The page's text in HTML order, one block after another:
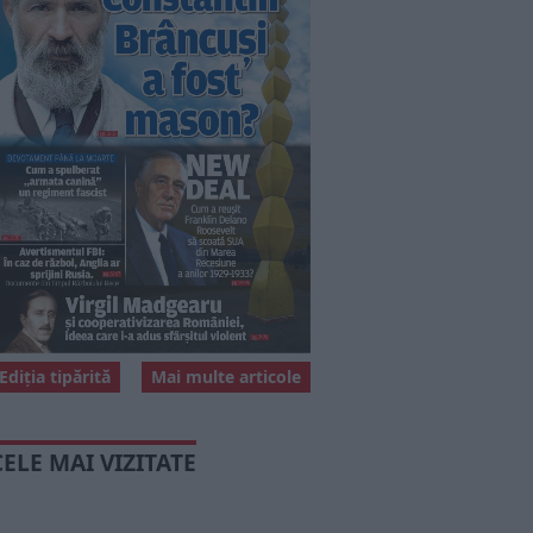
Mai multe articole
Ediția tipărită
MAI VIZITATE